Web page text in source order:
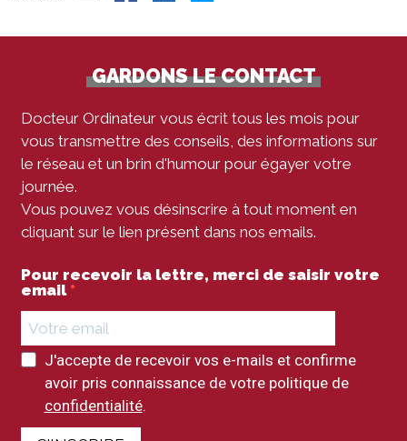
GARDONS LE CONTACT
Docteur Ordinateur vous écrit tous les mois pour
vous transmettre des conseils, des informations sur
le réseau et un brin d'humour pour égayer votre
journée.
Vous pouvez vous désinscrire à tout moment en
cliquant sur le lien présent dans nos emails.
Pour recevoir la lettre, merci de saisir votre
email
J'accepte de recevoir vos e-mails et confirme
avoir pris connaissance de votre politique de
confidentialité.